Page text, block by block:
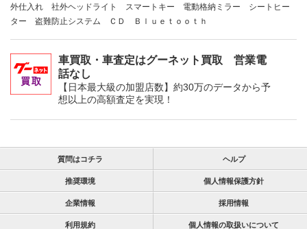
外仕入れ 社外ヘッドライト スマートキー 電動格納ミラー シートヒー
ター 盗難防止システム ＣＤ Ｂｌｕｅｔｏｏｔｈ
車買取・車査定はグーネット買取 営業電
話なし
【日本最大級の加盟店数】約30万のデータから予
想以上の高額査定を実現！
質問はコチラ ヘルプ
推奨環境 個人情報保護方針
企業情報 採用情報
利用規約 個人情報の取扱いについて